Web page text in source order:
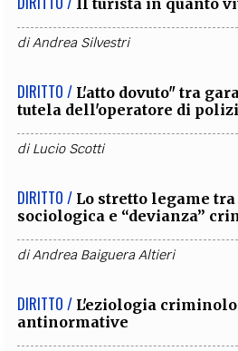
diAndrea Silvestri
DIRITTO / L'atto dovuto" tra
tutela dell'operatore di
diLucio Scotti
DIRITTO / Lo stretto legame tra
sociologica e “devianza”
diAndrea Baiguera Altieri
DIRITTO / L'eziologia
antinormative